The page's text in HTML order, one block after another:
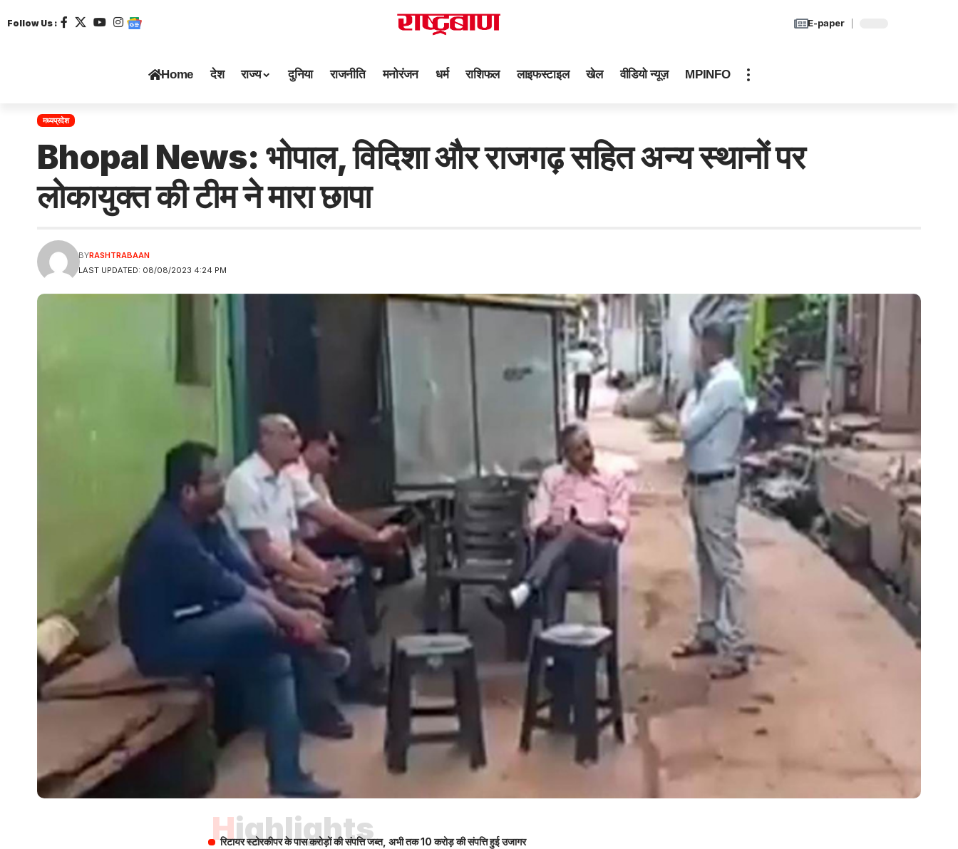
Follow Us : E-paper
Home देश राज्य दुनिया राजनीति मनोरंजन धर्म राशिफल लाइफस्टाइल खेल वीडियो न्यूज़ MPINFO
मध्यप्रदेश
Bhopal News: भोपाल, विदिशा और राजगढ़ सहित अन्य स्थानों पर
लोकायुक्त की टीम ने मारा छापा
LAST UPDATED: 08/08/2023 4:24 PM
BYRASHTRABAAN
Highlights
रिटायर स्टोरकीपर के पास करोड़ों की संपत्ति जब्त, अभी तक 10 करोड़ की संपत्ति हुई उजागर